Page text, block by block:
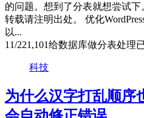
的问题。想到了分表就想尝试下
转载请注明出处。 优化
以...
11/221,101给数据库做分表处理
科技
为什么汉字打乱顺序